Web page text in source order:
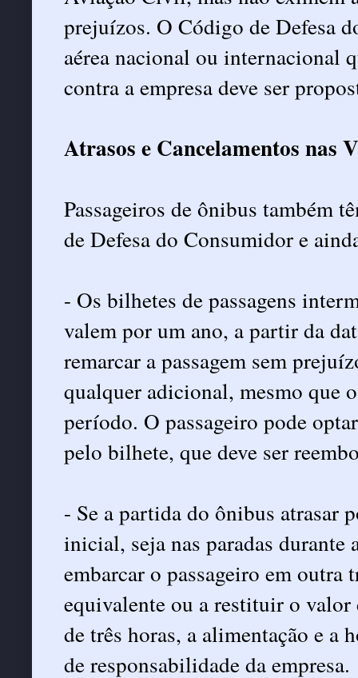
prejuízos. O Código de Defesa
aérea nacional ou internacional
contra a empresa deve ser
Atrasos e Cancelamentos nas
Passageiros de ônibus também
de Defesa do Consumidor e
- Os bilhetes de passagens
valem por um ano, a partir da
remarcar a passagem sem
qualquer adicional, mesmo que
período. O passageiro pode
pelo bilhete, que deve ser
- Se a partida do ônibus atrasar
inicial, seja nas paradas durante
embarcar o passageiro em outra
equivalente ou a restituir o valor
de três horas, a alimentação e a
de responsabilidade da empresa.